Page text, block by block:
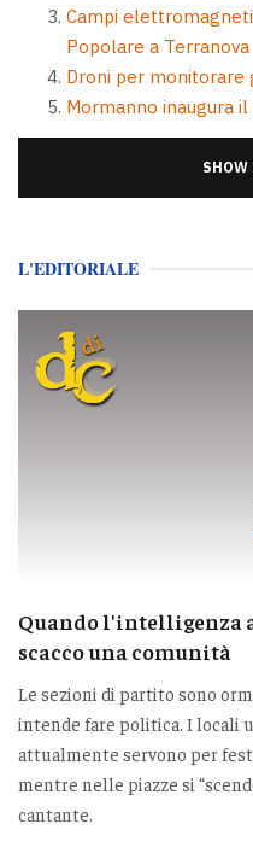
Campi
Popolare a Terranova
Droni per monitorare
Mormanno inaugura
SHOW
L'EDITORIALE
Quando l'intelligenza
scacco una comunità
Le sezioni di partito sono
intende fare politica. I locali
attualmente servono per
mentre nelle piazze si
cantante.